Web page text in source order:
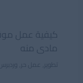
كيفية عمل
مادى منه
تطوير عمل حر وردبرس